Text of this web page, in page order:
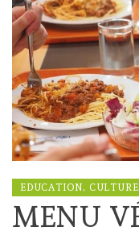
EDUCATION,
MENU